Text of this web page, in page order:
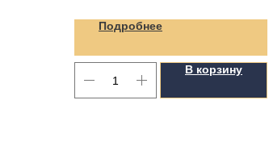
Подробнее
В корзину